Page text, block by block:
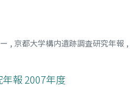
, 京都大学構内遺跡調査研究年報 ,
報 2007年度